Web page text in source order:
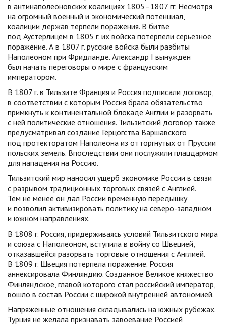
в антинаполеоновских коалициях 1805–1807 гг. Несмотря
на огромный военный и экономический потенциал,
коалиции держав терпели поражения. В битве
под Аустерлицем в 1805 г. их войска потерпели серьезное
поражение. А в 1807 г. русские войска были разбиты
Наполеоном при Фридланде. Александр I вынужден
был начать переговоры о мире с французским
императором.
В 1807 г. в Тильзите Франция и Россия подписали договор,
в соответствии с которым Россия брала обязательство
примкнуть к континентальной блокаде Англии и разорвать
с ней политические отношения. Тильзитский договор также
предусматривал создание Герцогства Варшавского
под протекторатом Наполеона из отторгнутых от Пруссии
польских земель. Впоследствии они послужили плацдармом
для нападения на Россию.
Тильзитский мир наносил ущерб экономике России в связи
с разрывом традиционных торговых связей с Англией.
Тем не менее он дал России временную передышку
и позволил активизировать политику на северо-западном
и южном направлениях.
В 1808 г. Россия, придерживаясь условий Тильзитского мира
и союза с Наполеоном, вступила в войну со Швецией,
отказавшейся разорвать торговые отношения с Англией.
В 1809 г. Швеция потерпела поражение. Россия
аннексировала Финляндию. Созданное Великое княжество
Финляндское, главой которого стал российский император,
вошло в состав России с широкой внутренней автономией.
Напряженные отношения складывались на южных рубежах.
Турция не желала признавать завоевание Россией